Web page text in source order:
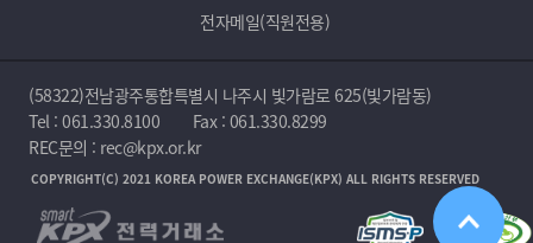
전자메일(직원전용)
(58322)전남광주통합특별시 나주시 빛가람로 625(빛가람동)
Tel : 061.330.8100
Fax : 061.330.8299
REC문의 : rec@kpx.or.kr
COPYRIGHT(C) 2021 KOREA POWER EXCHANGE(KPX) ALL RIGHTS RESERVED